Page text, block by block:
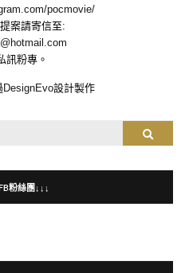
pocmovie/
案請寄信至:
訊粉專。
DesignEvo設計製作
Search
粉絲團↓↓↓